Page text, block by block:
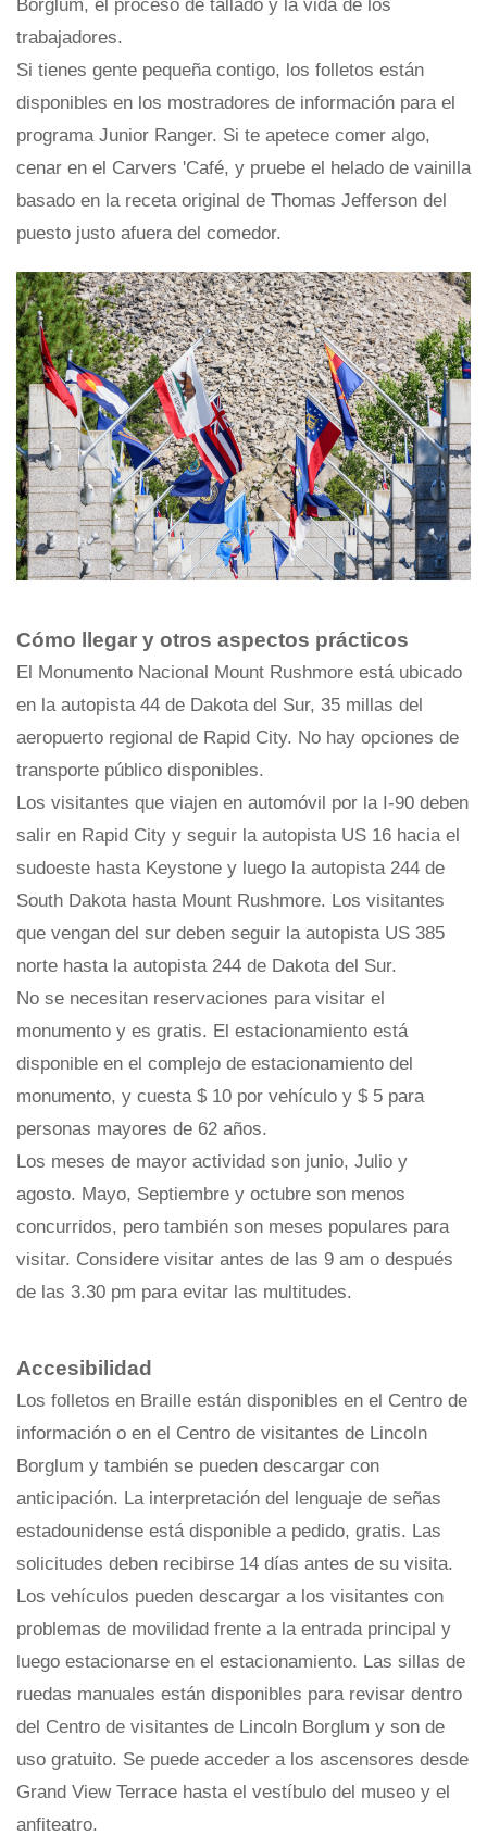
Borglum, el proceso de tallado y la vida de los
trabajadores.
Si tienes gente pequeña contigo, los folletos están
disponibles en los mostradores de información para el
programa Junior Ranger. Si te apetece comer algo,
cenar en el Carvers 'Café, y pruebe el helado de vainilla
basado en la receta original de Thomas Jefferson del
puesto justo afuera del comedor.
Cómo llegar y otros aspectos prácticos
El Monumento Nacional Mount Rushmore está ubicado
en la autopista 44 de Dakota del Sur, 35 millas del
aeropuerto regional de Rapid City. No hay opciones de
transporte público disponibles.
Los visitantes que viajen en automóvil por la I-90 deben
salir en Rapid City y seguir la autopista US 16 hacia el
sudoeste hasta Keystone y luego la autopista 244 de
South Dakota hasta Mount Rushmore. Los visitantes
que vengan del sur deben seguir la autopista US 385
norte hasta la autopista 244 de Dakota del Sur.
No se necesitan reservaciones para visitar el
monumento y es gratis. El estacionamiento está
disponible en el complejo de estacionamiento del
monumento, y cuesta $ 10 por vehículo y $ 5 para
personas mayores de 62 años.
Los meses de mayor actividad son junio, Julio y
agosto. Mayo, Septiembre y octubre son menos
concurridos, pero también son meses populares para
visitar. Considere visitar antes de las 9 am o después
de las 3.30 pm para evitar las multitudes.
Accesibilidad
Los folletos en Braille están disponibles en el Centro de
información o en el Centro de visitantes de Lincoln
Borglum y también se pueden descargar con
anticipación. La interpretación del lenguaje de señas
estadounidense está disponible a pedido, gratis. Las
solicitudes deben recibirse 14 días antes de su visita.
Los vehículos pueden descargar a los visitantes con
problemas de movilidad frente a la entrada principal y
luego estacionarse en el estacionamiento. Las sillas de
ruedas manuales están disponibles para revisar dentro
del Centro de visitantes de Lincoln Borglum y son de
uso gratuito. Se puede acceder a los ascensores desde
Grand View Terrace hasta el vestíbulo del museo y el
anfiteatro.